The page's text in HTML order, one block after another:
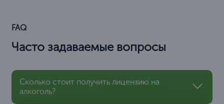
FAQ
Часто задаваемые вопросы
Сколько стоит получить лицензию на
алкоголь?